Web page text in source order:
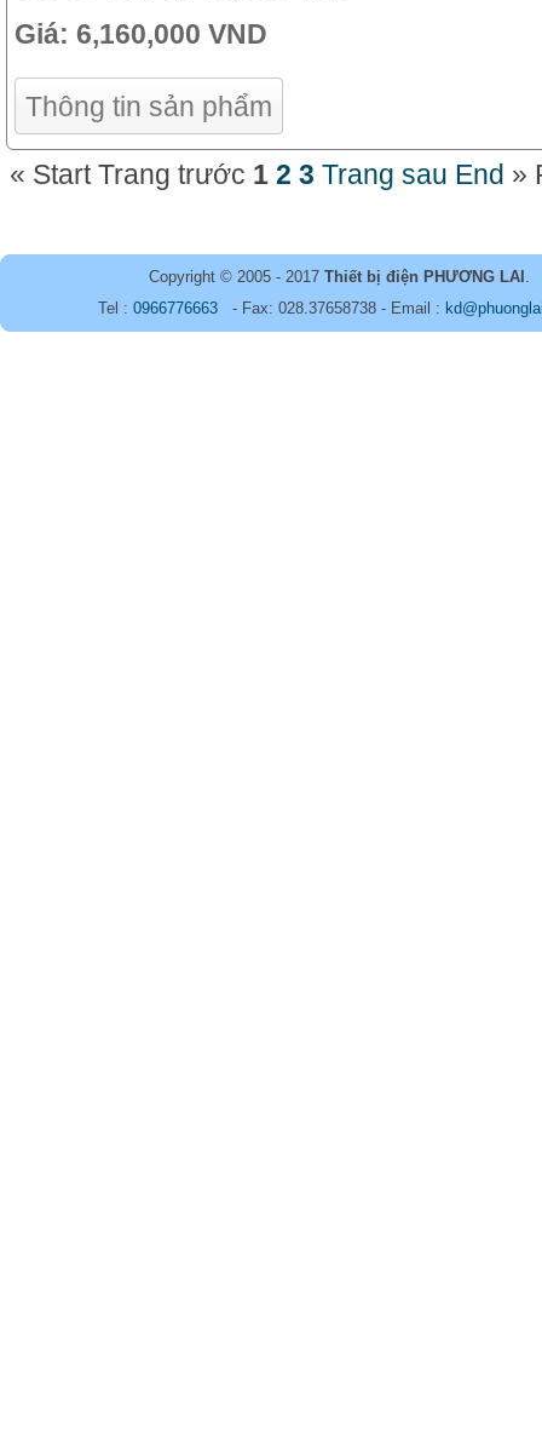
Giá: 6,160,000 VND
Thông tin sản phẩm
« Start Trang trước 1 2 3 Trang sau End »
Copyright © 2005 - 2017 Thiết bị điện PHƯƠNG LAI .
Tel : 0966776663 - Fax: 028.37658738 - Email :